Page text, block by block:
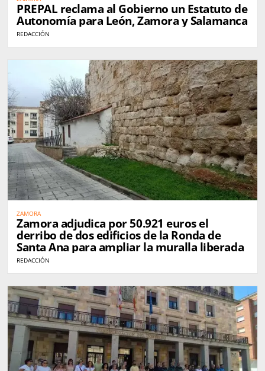
PREPAL reclama al Gobierno un Estatuto de
Autonomía para León, Zamora y Salamanca
REDACCIÓN
ZAMORA
Zamora adjudica por 50.921 euros el
derribo de dos edificios de la Ronda de
Santa Ana para ampliar la muralla liberada
REDACCIÓN